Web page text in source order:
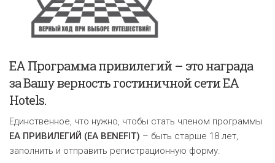
EA Программа привилегий – это награда
за Вашу верность гостиничной сети EA
Hotels.
Единственное, что нужно, чтобы стать членом программы
ЕА ПРИВИЛЕГИЙ (EA BENEFIT) – быть старше 18 лет,
заполнить и отправить регистрационную форму.